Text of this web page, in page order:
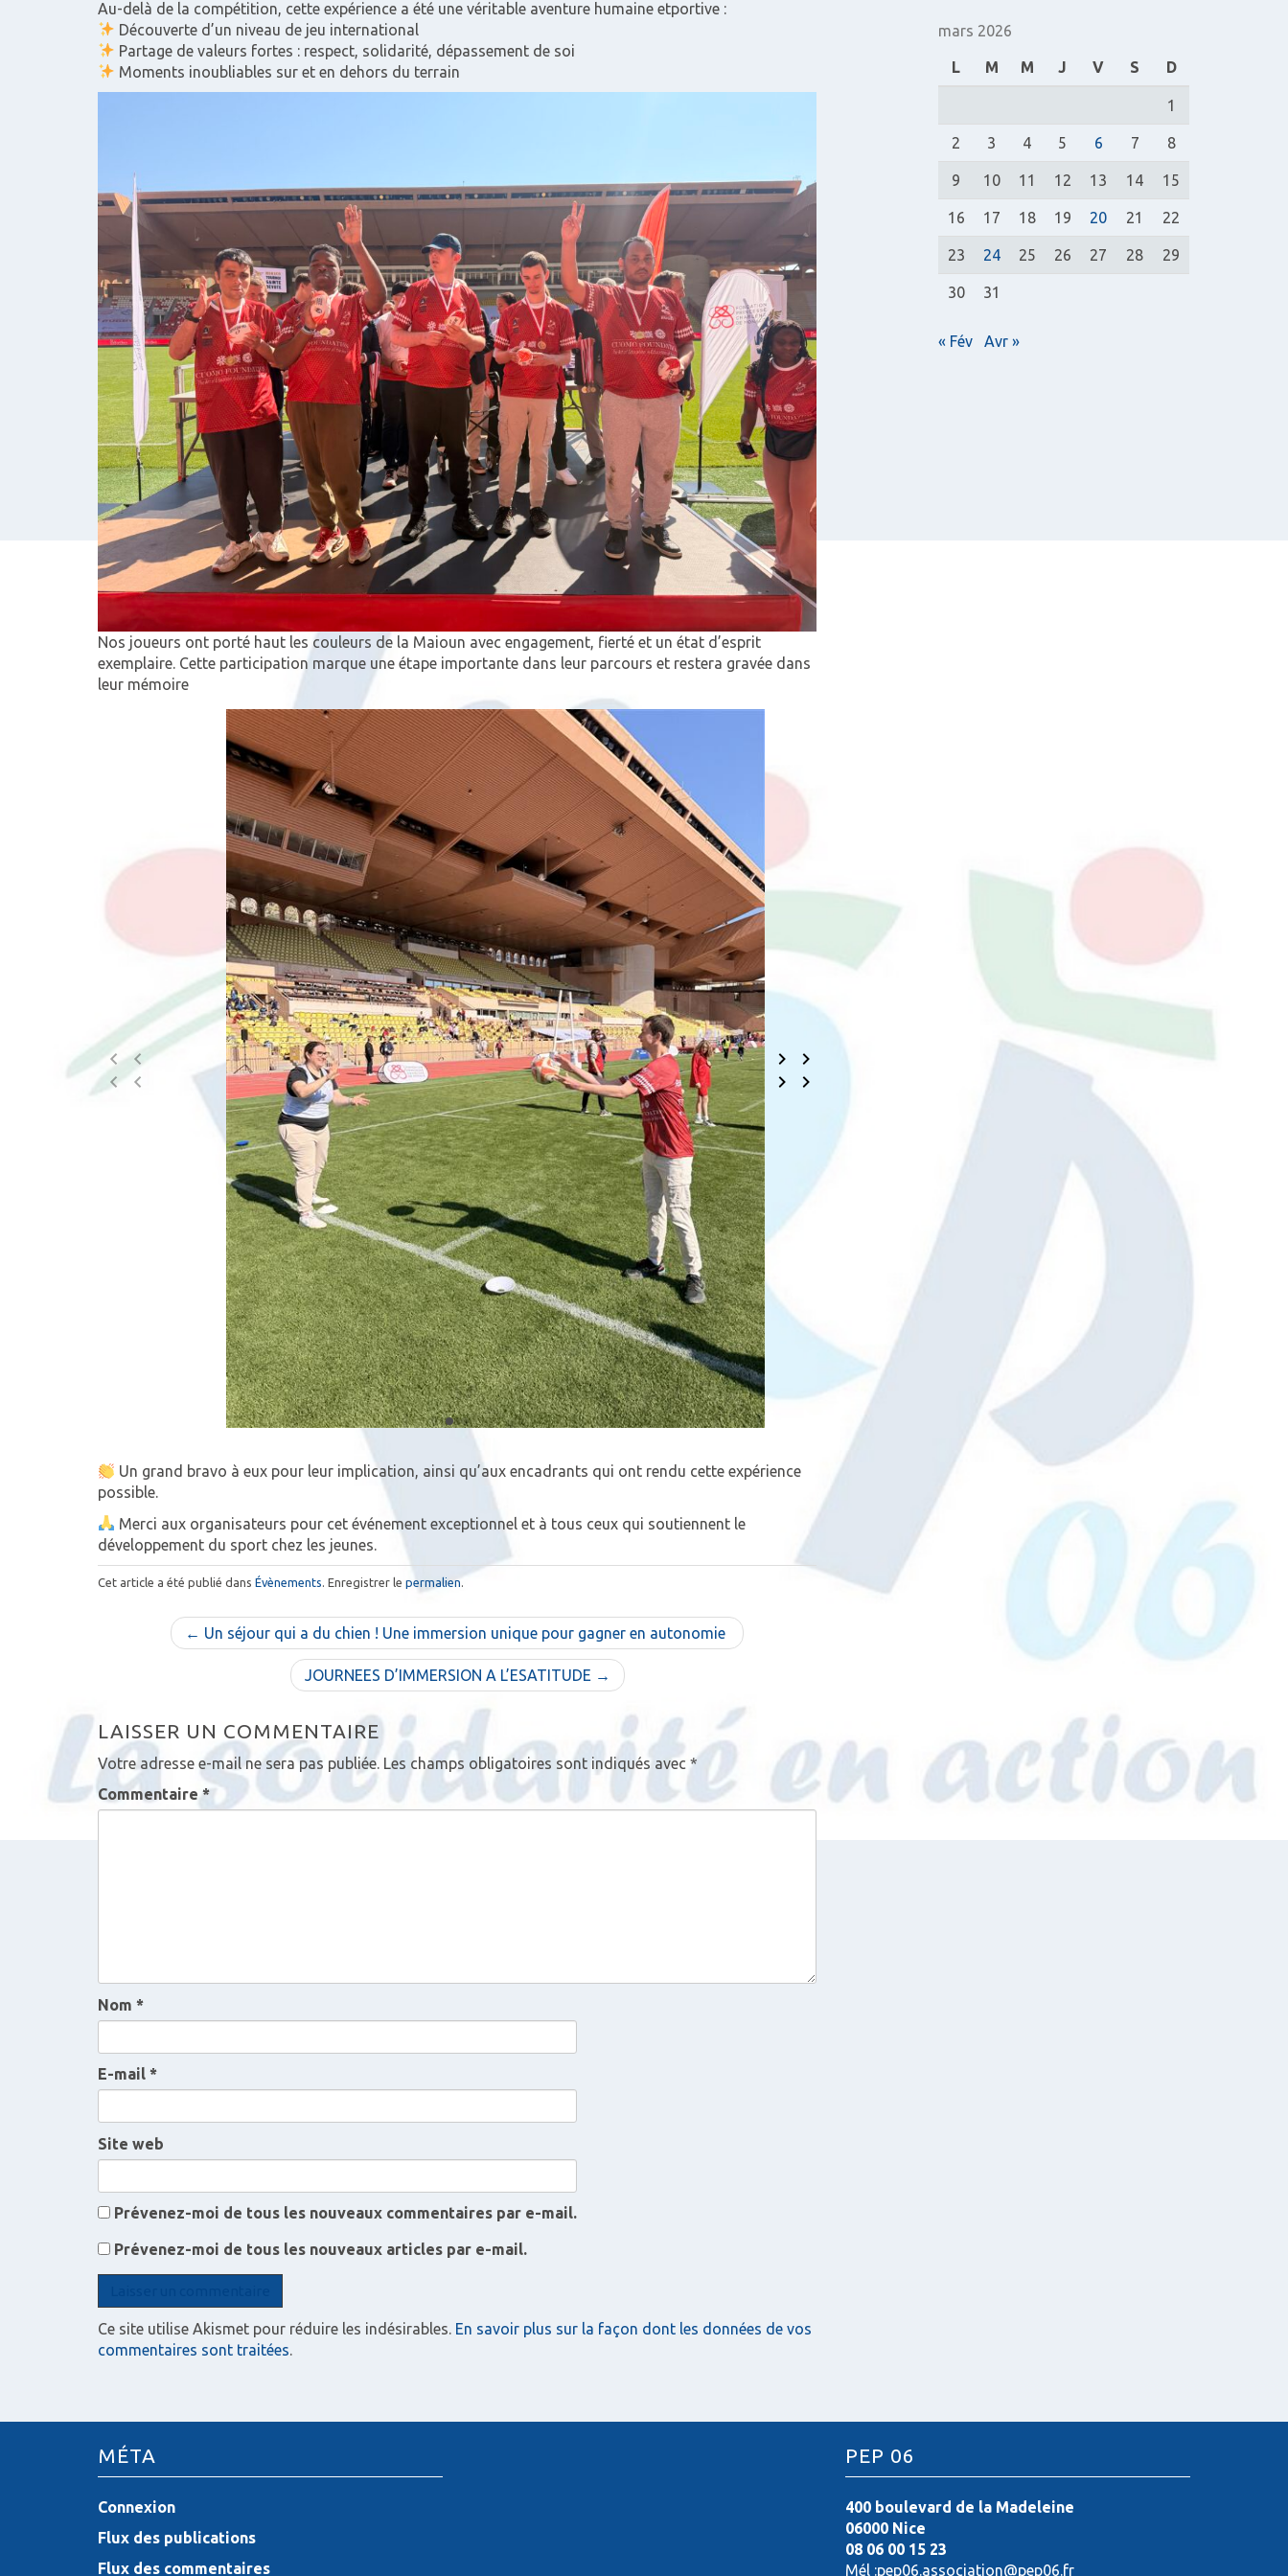
Au-delà de la compétition, cette expérience a été une véritable aventure humaine etportive :
Découverte d’un niveau de jeu international
Partage de valeurs fortes : respect, solidarité, dépassement de soi
Moments inoubliables sur et en dehors du terrain
Nos joueurs ont porté haut les couleurs de la Maioun avec engagement, fierté et un état d’esprit
exemplaire. Cette participation marque une étape importante dans leur parcours et restera gravée dans
leur mémoire
Un grand bravo à eux pour leur implication, ainsi qu’aux encadrants qui ont rendu cette expérience
possible.
Merci aux organisateurs pour cet événement exceptionnel et à tous ceux qui soutiennent le
développement du sport chez les jeunes.
Cet article a été publié dans Évènements. Enregistrer le permalien.
v
i
g
n
e
s
a
r
t
i
c
l
s
← Un séjour qui a du chien ! Une immersion unique pour gagner en autonomie
JOURNEES D’IMMERSION A L’ESATITUDE →
LAISSER UN COMMENTAIRE
Votre adresse e-mail ne sera pas publiée. Les champs obligatoires sont indiqués avec *
Commentaire*
Nom *
E-mail *
Site web
Prévenez-moi de tous les nouveaux commentaires par e-mail.
Prévenez-moi de tous les nouveaux articles par e-mail.
Ce site utilise Akismet pour réduire les indésirables. En savoir plus sur la façon dont les données de vos
commentaires sont traitées
mars 2026
L M M J V S D
1
2 3 4 5 6 7 8
9 10 11 12 13 14 15
16 17 18 19 20 21 22
23 24 25 26 27 28 29
30 31
« Fév Avr »
MÉTA
Connexion
Flux des publications
Flux des commentaires
PEP 06
400 boulevard de la Madeleine
06000 Nice
08 06 00 15 23
Mél :pep06.association@pep06.fr